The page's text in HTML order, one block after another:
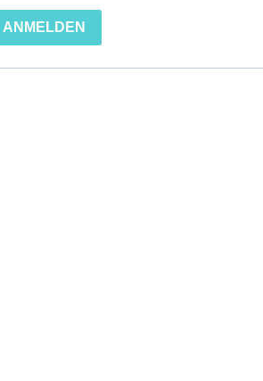
ANMELDEN